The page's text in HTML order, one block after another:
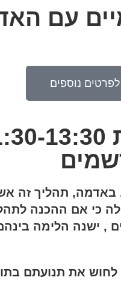
עם
נוספים
החניכה תתקיים ביום שבת 24.12.22 בשעות
באדמה, תהליך זה
כי אם ההכנה
ישנה הלימה בינהם
את תנועתם